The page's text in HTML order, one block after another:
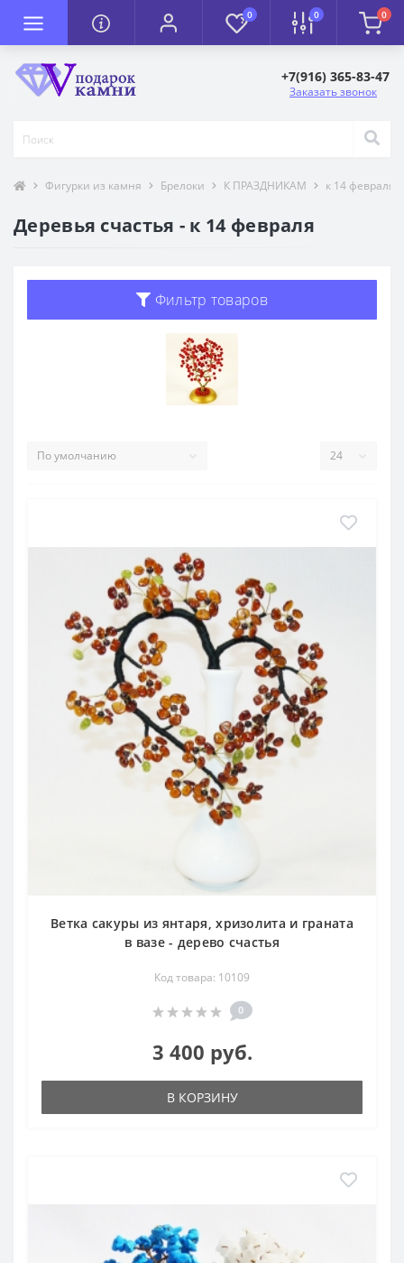
0 0 0
+7(916) 365-83-47
Заказать звонок
Фигурки из камня Брелоки К ПРАЗДНИКАМ к 14 февраля
Деревья счастья - к 14 февраля
Фильтр товаров
Ветка сакуры из янтаря, хризолита и граната
в вазе - дерево счастья
Код товара: 10109
0
3 400 руб.
В КОРЗИНУ